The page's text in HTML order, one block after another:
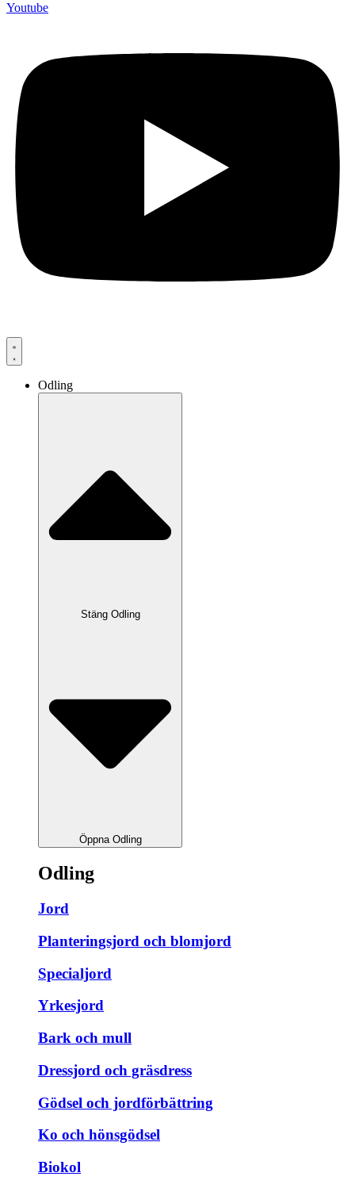
Youtube
Odling
Stäng Odling
Öppna Odling
Odling
Jord
Planteringsjord och blomjord
Specialjord
Yrkesjord
Bark och mull
Dressjord och gräsdress
Gödsel och jordförbättring
Ko och hönsgödsel
Biokol